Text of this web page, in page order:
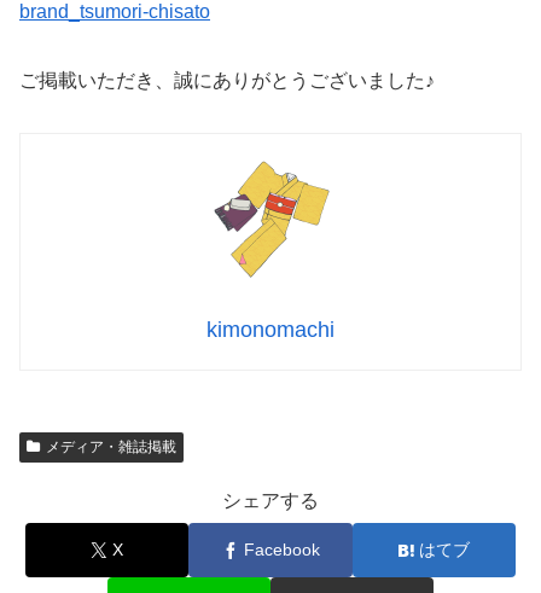
brand_tsumori-chisato
ご掲載いただき、誠にありがとうございました♪
kimonomachi
メディア・雑誌掲載
シェアする
X Facebook はてブ